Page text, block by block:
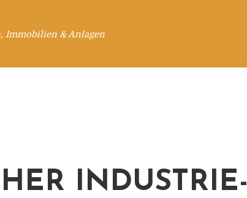
Immobilien & Anlagen
INDUSTRIE-